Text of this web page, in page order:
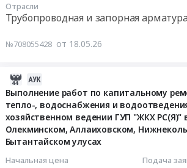
Отрасли
Трубопроводная и запорная
№708055428 от 18.05.26
Выполнение работ по капитальному
тепло-, водоснабжения и
хозяйственном ведении ГУП "ЖКХ РС(Я)"
Олекминском, Аллаиховском,
Бытантайском улусах
Начальная цена Подача